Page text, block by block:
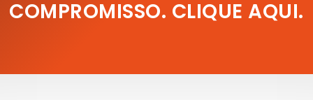
COMPROMISSO. CLIQUE AQUI.